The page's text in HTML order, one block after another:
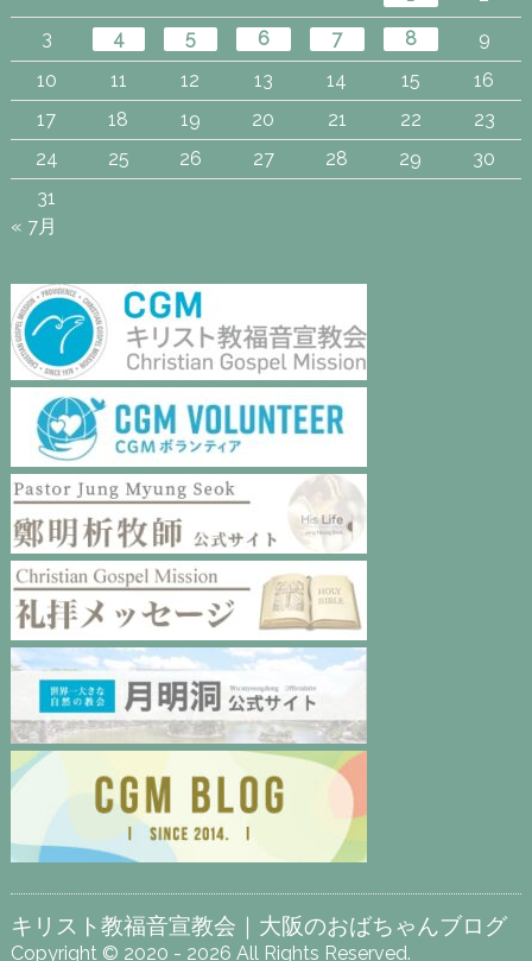
3
4 5 6 7 8
9
10
11 12 13 14 15
16
17
18 19 20 21 22
23
24
25 26 27 28 29
30
31
« 7月
キリスト教福音宣教会｜大阪のおばちゃんブログ
Copyright © 2020 - 2026 All Rights Reserved.